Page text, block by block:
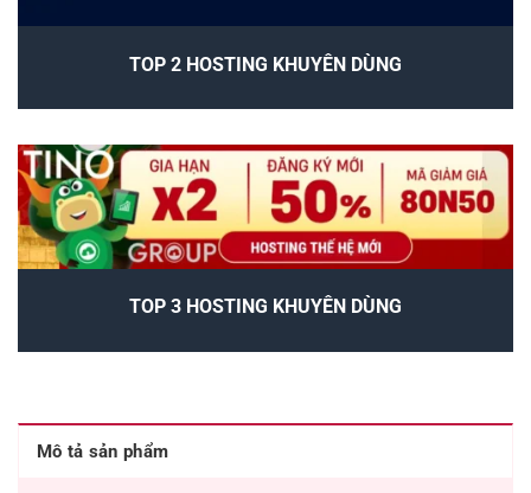
TOP 2 HOSTING KHUYÊN DÙNG
TOP 3 HOSTING KHUYÊN DÙNG
Mô tả sản phẩm